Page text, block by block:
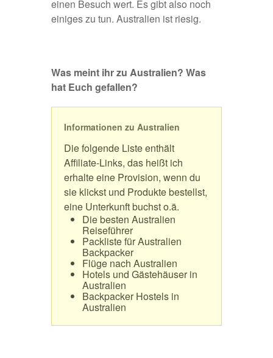
einen Besuch wert. Es gibt also noch
einiges zu tun. Australien ist riesig.
Was meint ihr zu Australien? Was
hat Euch gefallen?
Informationen zu Australien
Die folgende Liste enthält
Affiliate-Links, das heißt ich
erhalte eine Provision, wenn du
sie klickst und Produkte bestellst,
eine Unterkunft buchst o.ä.
Die besten Australien
Reiseführer
Packliste für Australien
Backpacker
Flüge nach Australien
Hotels und Gästehäuser in
Australien
Backpacker Hostels in
Australien